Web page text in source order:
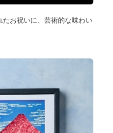
お祝いに、芸術的な味わい